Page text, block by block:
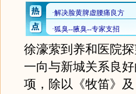
徐濠萦到养和医院
一向与新城关系良
项，除以《牧笛》